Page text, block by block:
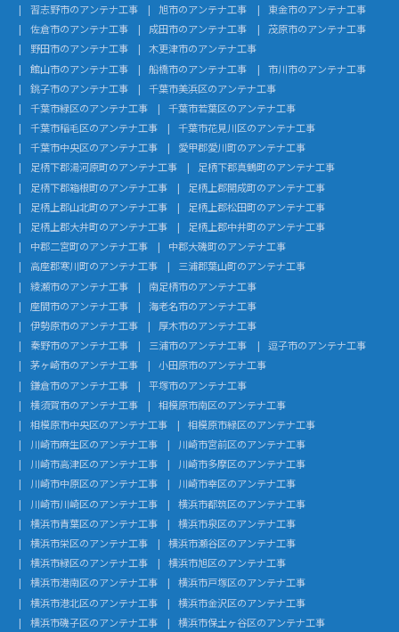
習志野市のアンテナ工事
旭市のアンテナ工事
東金市のアンテナ工事
佐倉市のアンテナ工事
成田市のアンテナ工事
茂原市のアンテナ工事
野田市のアンテナ工事
木更津市のアンテナ工事
館山市のアンテナ工事
船橋市のアンテナ工事
市川市のアンテナ工事
銚子市のアンテナ工事
千葉市美浜区のアンテナ工事
千葉市緑区のアンテナ工事
千葉市若葉区のアンテナ工事
千葉市稲毛区のアンテナ工事
千葉市花見川区のアンテナ工事
千葉市中央区のアンテナ工事
愛甲郡愛川町のアンテナ工事
足柄下郡湯河原町のアンテナ工事
足柄下郡真鶴町のアンテナ工事
足柄下郡箱根町のアンテナ工事
足柄上郡開成町のアンテナ工事
足柄上郡山北町のアンテナ工事
足柄上郡松田町のアンテナ工事
足柄上郡大井町のアンテナ工事
足柄上郡中井町のアンテナ工事
中郡二宮町のアンテナ工事
中郡大磯町のアンテナ工事
高座郡寒川町のアンテナ工事
三浦郡葉山町のアンテナ工事
綾瀬市のアンテナ工事
南足柄市のアンテナ工事
座間市のアンテナ工事
海老名市のアンテナ工事
伊勢原市のアンテナ工事
厚木市のアンテナ工事
秦野市のアンテナ工事
三浦市のアンテナ工事
逗子市のアンテナ工事
茅ヶ崎市のアンテナ工事
小田原市のアンテナ工事
鎌倉市のアンテナ工事
平塚市のアンテナ工事
横須賀市のアンテナ工事
相模原市南区のアンテナ工事
相模原市中央区のアンテナ工事
相模原市緑区のアンテナ工事
川崎市麻生区のアンテナ工事
川崎市宮前区のアンテナ工事
川崎市高津区のアンテナ工事
川崎市多摩区のアンテナ工事
川崎市中原区のアンテナ工事
川崎市幸区のアンテナ工事
川崎市川崎区のアンテナ工事
横浜市都筑区のアンテナ工事
横浜市青葉区のアンテナ工事
横浜市泉区のアンテナ工事
横浜市栄区のアンテナ工事
横浜市瀬谷区のアンテナ工事
横浜市緑区のアンテナ工事
横浜市旭区のアンテナ工事
横浜市港南区のアンテナ工事
横浜市戸塚区のアンテナ工事
横浜市港北区のアンテナ工事
横浜市金沢区のアンテナ工事
横浜市磯子区のアンテナ工事
横浜市保土ヶ谷区のアンテナ工事